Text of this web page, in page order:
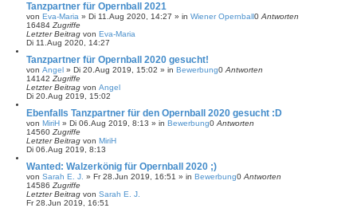
Tanzpartner für Opernball 2021
von Eva-Maria » Di 11.Aug 2020, 14:27 » in Wiener Opernball0 Antworten
16484 Zugriffe
Letzter Beitrag von Eva-Maria
Di 11.Aug 2020, 14:27
Tanzpartner für Opernball 2020 gesucht!
von Angel » Di 20.Aug 2019, 15:02 » in Bewerbung0 Antworten
14142 Zugriffe
Letzter Beitrag von Angel
Di 20.Aug 2019, 15:02
Ebenfalls Tanzpartner für den Opernball 2020 gesucht :D
von MiriH » Di 06.Aug 2019, 8:13 » in Bewerbung0 Antworten
14560 Zugriffe
Letzter Beitrag von MiriH
Di 06.Aug 2019, 8:13
Wanted: Walzerkönig für Opernball 2020 ;)
von Sarah E. J. » Fr 28.Jun 2019, 16:51 » in Bewerbung0 Antworten
14586 Zugriffe
Letzter Beitrag von Sarah E. J.
Fr 28.Jun 2019, 16:51